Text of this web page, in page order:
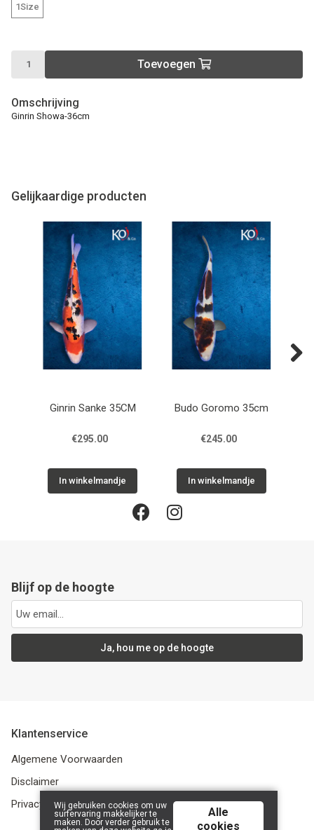
1Size
Toevoegen
Omschrijving
Ginrin Showa-36cm
Gelijkaardige producten
Ginrin Sanke 35CM
€295.00
In winkelmandje
Budo Goromo 35cm
€245.00
In winkelmandje
Blijf op de hoogte
Ja, hou me op de hoogte
Klantenservice
Algemene Voorwaarden
Disclaimer
PrivacybeleidWij gebruiken cookies om uw
surfervaring makkelijker te
maken. Door verder gebruik te
Alle
cookies